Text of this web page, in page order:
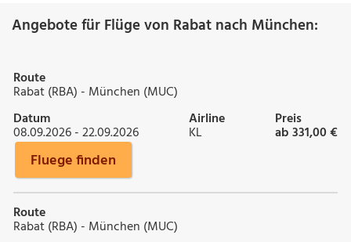
Angebote für Flüge von Rabat nach München:
Route
Rabat (RBA) - München (MUC)
Datum
08.09.2026 - 22.09.2026
Airline
KL
Preis
ab 331,00 €
Fluege finden
Route
Rabat (RBA) - München (MUC)